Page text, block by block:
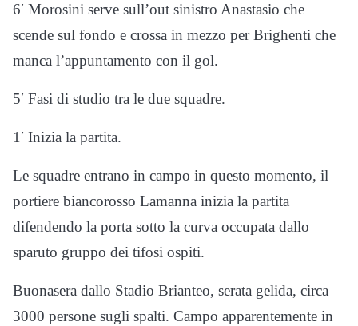
6′ Morosini serve sull’out sinistro Anastasio che
scende sul fondo e crossa in mezzo per Brighenti che
manca l’appuntamento con il gol.
5′ Fasi di studio tra le due squadre.
1′ Inizia la partita.
Le squadre entrano in campo in questo momento, il
portiere biancorosso Lamanna inizia la partita
difendendo la porta sotto la curva occupata dallo
sparuto gruppo dei tifosi ospiti.
Buonasera dallo Stadio Brianteo, serata gelida, circa
3000 persone sugli spalti. Campo apparentemente in